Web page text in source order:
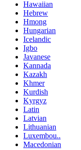
Hawaiian
Hebrew
Hmong
Hungarian
Icelandic
Igbo
Javanese
Kannada
Kazakh
Khmer
Kurdish
Kyrgyz
Latin
Latvian
Lithuanian
Luxembou..
Macedonian